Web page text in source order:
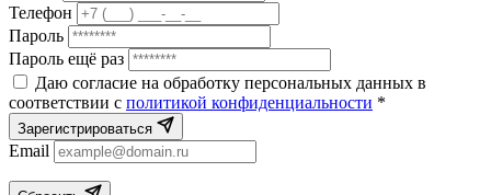
Телефон
Пароль
Пароль ещё раз
Даю согласие на обработку персональных данных в
соответствии с политикой конфиденциальности *
Зарегистрироваться
Email